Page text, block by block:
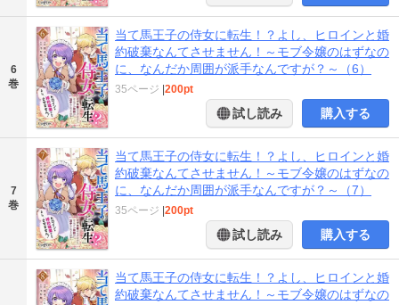
6
巻
当て馬王子の侍女に転生！？よし、ヒロインと婚
約破棄なんてさせません！～モブ令嬢のはずなの
に、なんだか周囲が派手なんですが？～（6）
35ページ |200pt
試し読み 購入する
7
巻
当て馬王子の侍女に転生！？よし、ヒロインと婚
約破棄なんてさせません！～モブ令嬢のはずなの
に、なんだか周囲が派手なんですが？～（7）
35ページ |200pt
試し読み 購入する
当て馬王子の侍女に転生！？よし、ヒロインと婚
約破棄なんてさせません！～モブ令嬢のはずなの